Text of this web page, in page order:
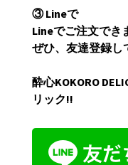
③Lineで
Lineでご注文でき
ぜひ、友達登録し
酔心KOKORO
リック!!